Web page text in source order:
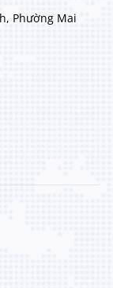
Phường Mai